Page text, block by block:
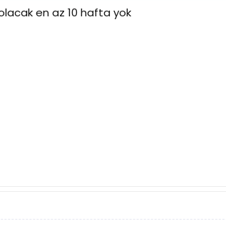
en az 10 hafta yok